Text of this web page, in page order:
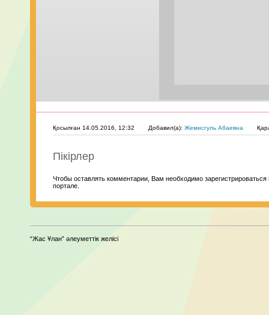
Қосылған 14.05.2016, 12:32 Добавил(а): Жемисгуль Абаевна
Пікірлер
Чтобы оставлять комментарии, Вам необходимо зарегистрироваться
портале.
“Жас Ұлан” әлеуметтік желісі